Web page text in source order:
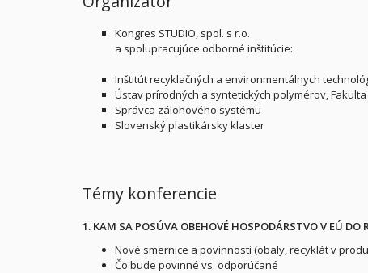
Kongres STUDIO, spol. s r.o.
a spolupracujúce odborné inštitúcie:
Inštitút recyklačných a environmentálnych
Ústav prírodných a syntetických polymérov,
Správca zálohového systému
Slovenský plastikársky klaster
Témy konferencie
1. KAM SA POSÚVA OBEHOVÉ HOSPODÁRSTVO V EÚ DO
Nové smernice a povinnosti (obaly, recyklát v
Čo bude povinné vs. odporúčané